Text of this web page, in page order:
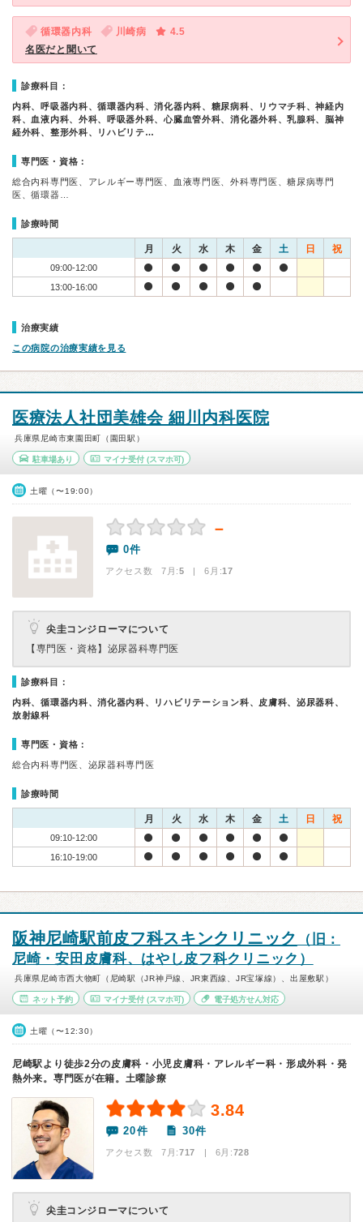
循環器内科 川崎病
4.5
名医だと聞いて
診療科目：
内科、呼吸器内科、循環器内科、消化器内科、糖尿病科、リウマチ科、神経内
科、血液内科、外科、呼吸器外科、心臓血管外科、消化器外科、乳腺科、脳神
経外科、整形外科、リハビリテ…
専門医・資格：
総合内科専門医、アレルギー専門医、血液専門医、外科専門医、糖尿病専門
医、循環器…
診療時間
月 火 水 木 金 土 日 祝
09:00-12:00
13:00-16:00
治療実績
この病院の治療実績を見る
医療法人社団美雄会 細川内科医院
兵庫県尼崎市東園田町（園田駅）
駐車場あり マイナ受付(スマホ可)
土曜（〜19:00）
－
0件
アクセス数 7月:5 | 6月:17
尖圭コンジローマについて
【専門医・資格】 泌尿器科専門医
診療科目：
内科、循環器内科、消化器内科、リハビリテーション科、皮膚科、泌尿器科、
放射線科
専門医・資格：
総合内科専門医、泌尿器科専門医
診療時間
月 火 水 木 金 土 日 祝
09:10-12:00
16:10-19:00
阪神尼崎駅前皮フ科スキンクリニック
（旧：
尼崎・安田皮膚科、はやし皮フ科クリニック）
兵庫県尼崎市西大物町（尼崎駅（JR神戸線、JR東西線、JR宝塚線）、出屋敷駅）
ネット予約 マイナ受付(スマホ可) 電子処方せん対応
土曜（〜12:30）
尼崎駅より徒歩2分の皮膚科・小児皮膚科・アレルギー科・形成外科・発
熱外来。専門医が在籍。土曜診療
3.84
20件 30件
アクセス数 7月:717 | 6月:728
尖圭コンジローマについて